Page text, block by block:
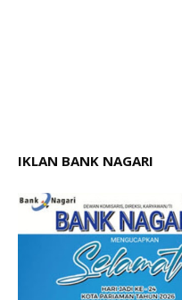
IKLAN BANK NAGARI